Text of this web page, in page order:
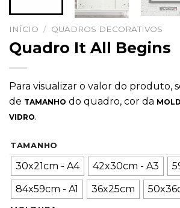
INÍCIO / QUADROS DECORATIVOS
Quadro It All Begins
Para visualizar o valor do produto,
de TAMANHO do quadro, cor da
VIDRO.
TAMANHO
30x21cm - A4 42x30cm - A3
84x59cm - A1
36x25cm